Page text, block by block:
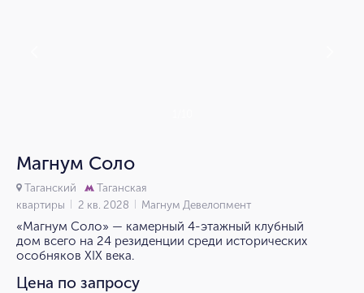
Магнум Соло
Таганский
Таганская
квартиры
2 кв. 2028 Магнум Девелопмент
«Магнум Соло» — камерный 4-этажный клубный
дом всего на 24 резиденции среди исторических
особняков XIX века.
Цена по запросу